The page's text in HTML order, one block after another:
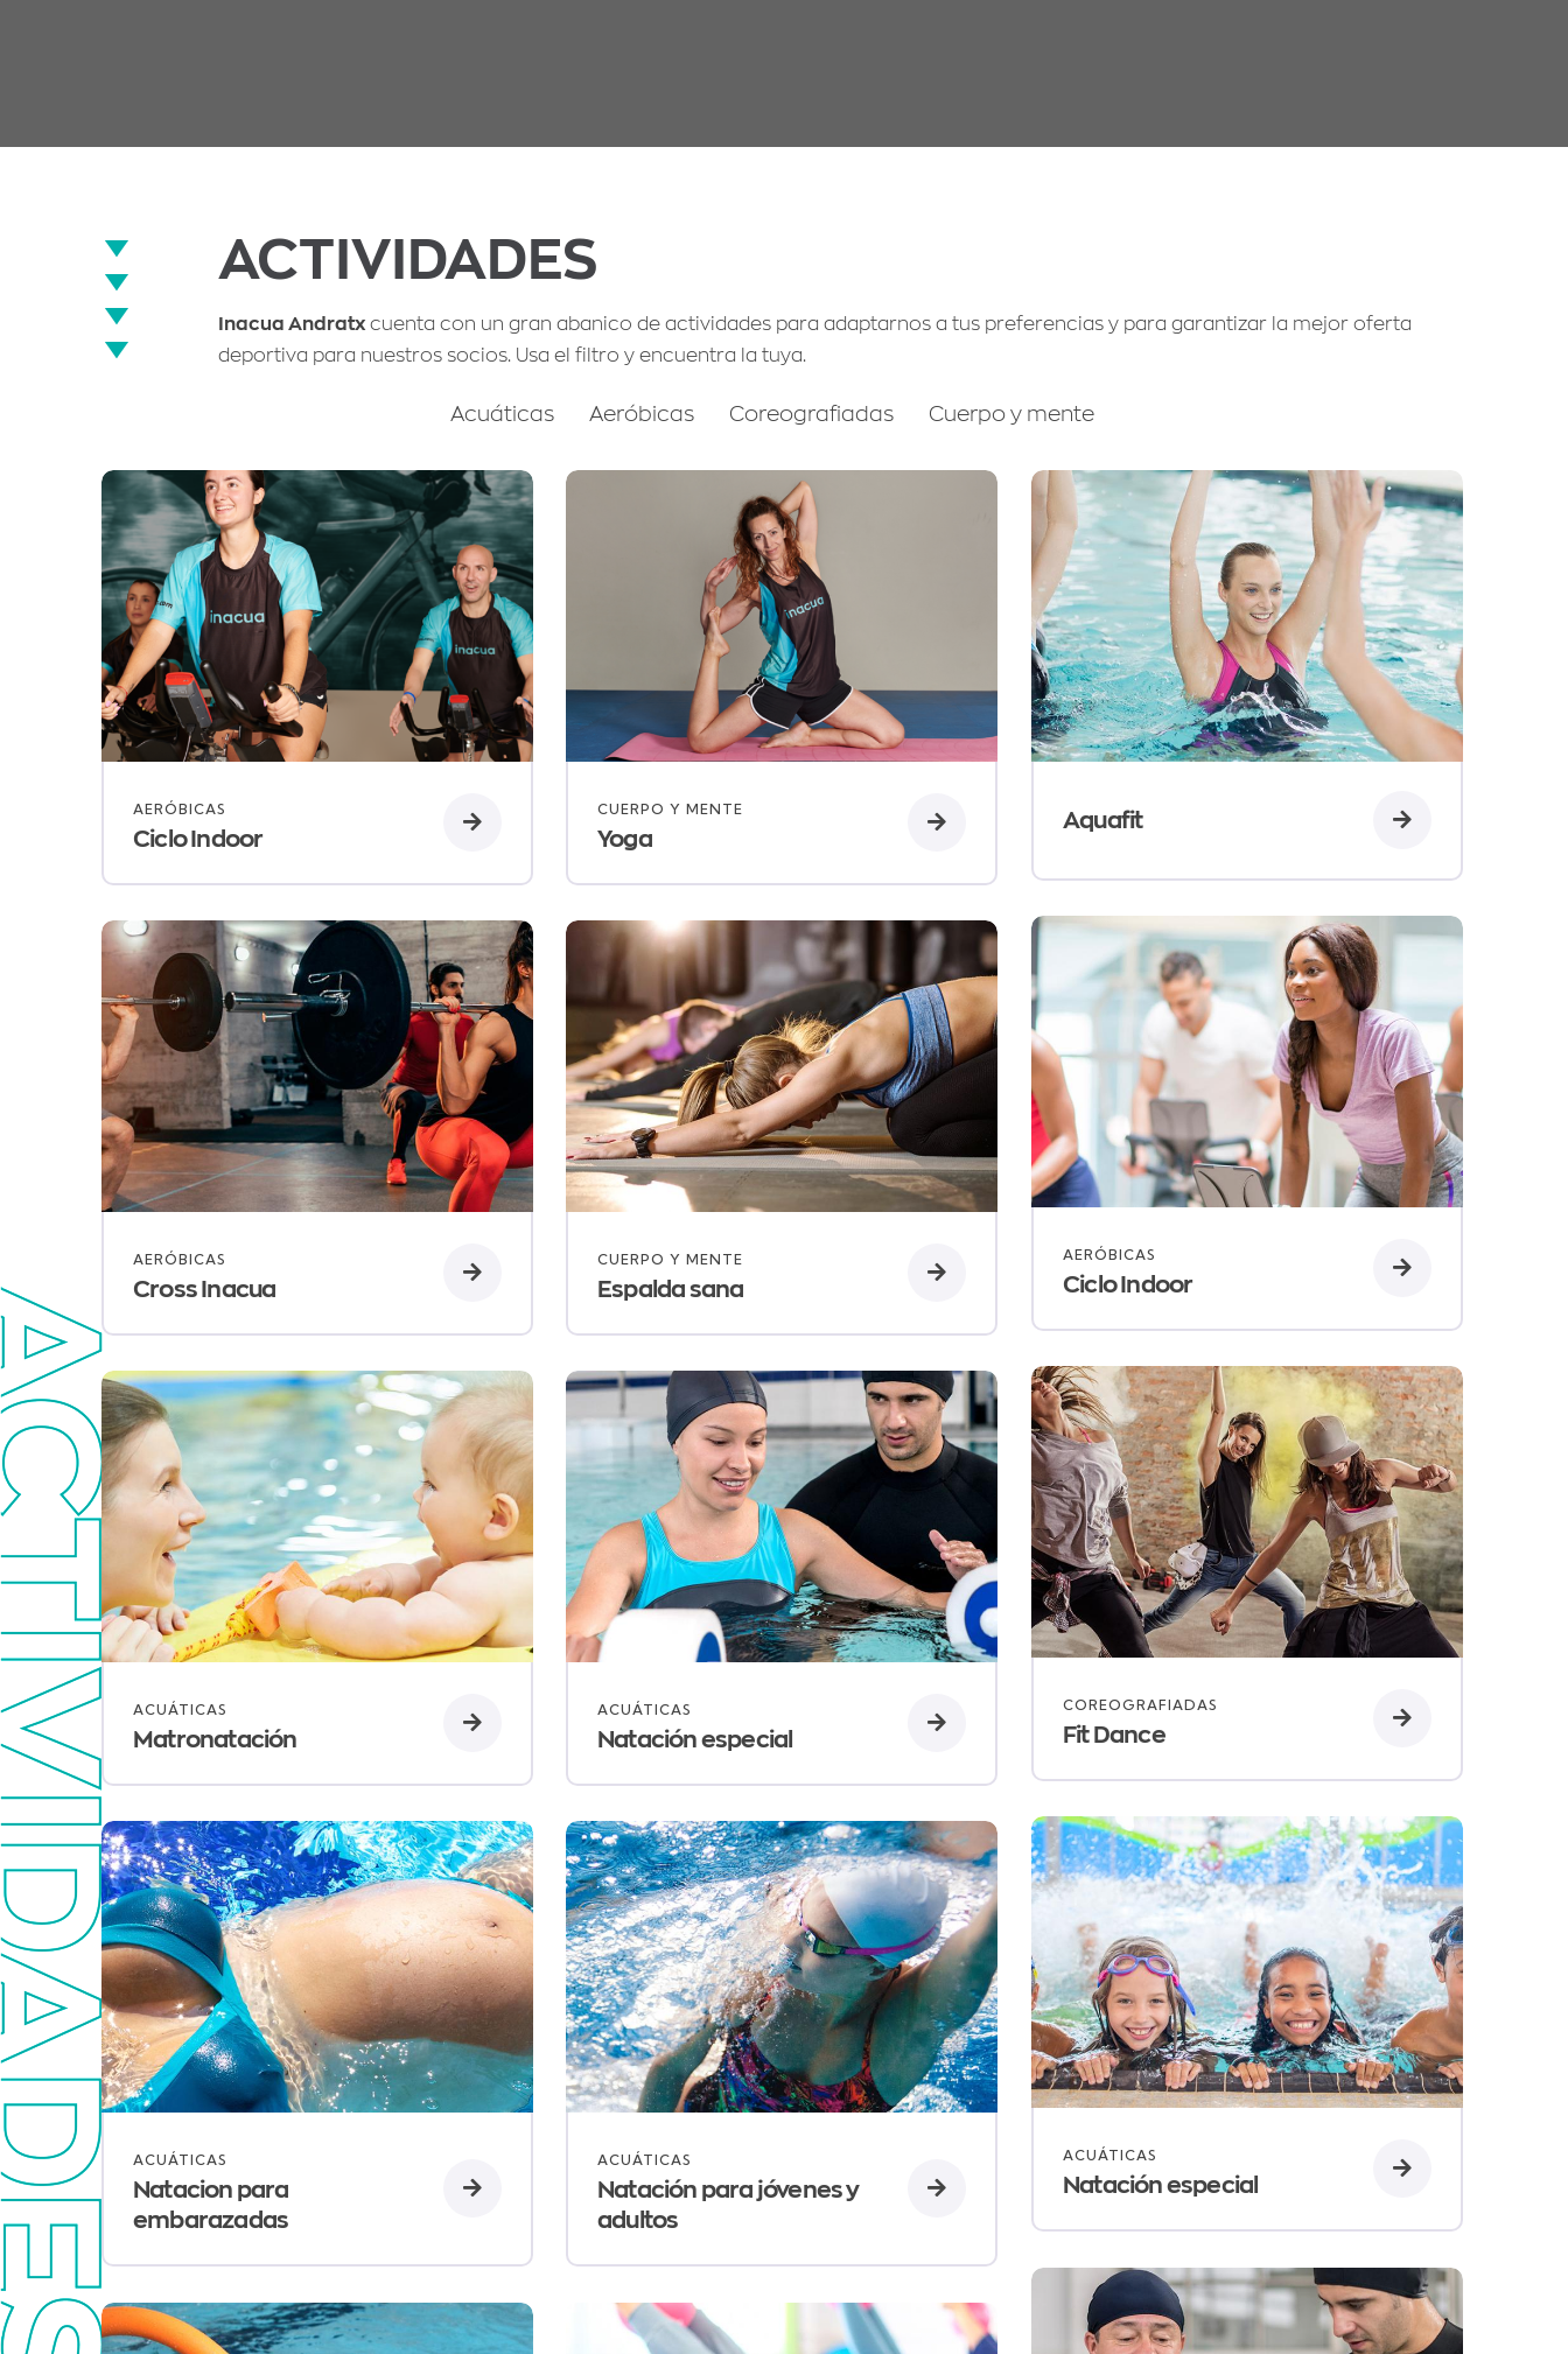
ACTIVIDADES
Inacua Andratx cuenta con un gran abanico de actividades para adaptarnos a tus preferencias y para garantizar la mejor oferta
deportiva para nuestros socios. Usa el filtro y encuentra la tuya.
Acuáticas Aeróbicas Coreografiadas Cuerpo y mente
AERÓBICAS
Ciclo Indoor
CUERPO Y MENTE
Yoga
Aquafit
AERÓBICAS
Ciclo Indoor
AERÓBICAS
Cross Inacua
CUERPO Y MENTE
Espalda sana
COREOGRAFIADAS
Fit Dance
ACUÁTICAS
Matronatación
ACUÁTICAS
Natación especial
ACUÁTICAS
Natación especial
ACUÁTICAS
Natacion para
embarazadas
ACUÁTICAS
Natación para jóvenes y
adultos